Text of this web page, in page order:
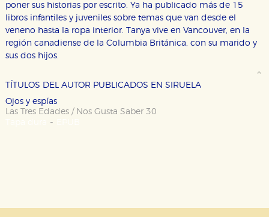
poner sus historias por escrito. Ya ha publicado más de 15
libros infantiles y juveniles sobre temas que van desde el
veneno hasta la ropa interior. Tanya vive en Vancouver, en la
región canadiense de la Columbia Británica, con su marido y
sus dos hijos.
TÍTULOS DEL AUTOR PUBLICADOS EN SIRUELA
Ojos y espías
Las Tres Edades / Nos Gusta Saber 30
-
HABILITAR TODO RECHAZAR TODO
Cookies necesarias
nuestro sistema. Es posible hacerlo desde el
navegador, pero en ese caso es posible que algunas
áreas de nuestra web dejen de funcionar
correctamente.
Cookies de publicidad y redes sociales